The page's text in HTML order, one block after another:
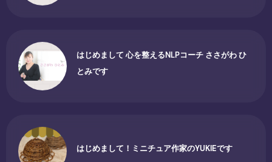
はじめまして 心を整えるNLPコーチ ささがわ ひ
とみです
はじめまして！ミニチュア作家のYUKIEです